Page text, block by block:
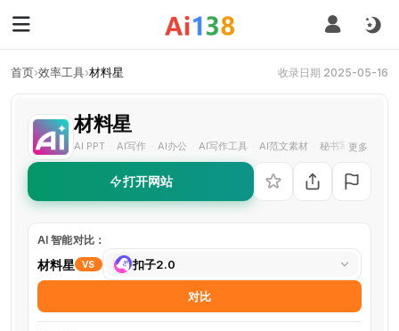
首页›效率工具›材料星 收录日期 2025-05-16
材料星
AI PPT AI写作 AI办公 AI写作工具 AI范文素材 秘书写作助手
更多
打开网站
AI 智能对比：
材料星 VS
选
择
扣子2.0
对比